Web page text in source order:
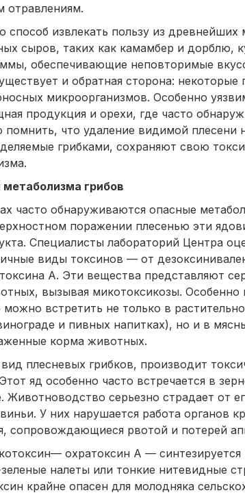
отравлениям.
способ извлекать пользу из
сыров, таких как камамбер и дорблю,
обеспечивающие неповторимые
и обратная сторона: некоторые
микроорганизмов. Особенно
продукция и орехи, где часто
что удаление видимой плесени
грибками, сохраняют свою
грибов
часто обнаруживаются опасные
поражении плесенью эти
Специалисты лабораторий Центра
виды токсинов — от
А. Эти вещества представляют
вызывая микотоксикозы.
встретить не только в
и пивных напитках), но и в
корма животных.
плесневых грибков, производит
яд особенно часто встречается в
Животноводство серьезно страдает от
У них нарушается работа органов
сопровождающиеся рвотой и потерей
охратоксин А — синтезируется
налеты или тонкие нитевидные
крайне опасен для молодняка